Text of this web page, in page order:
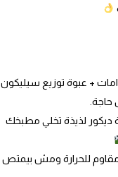
+ عبوة توزيع سيليكون
حاجة.
ديكور لذيذة تخلي مطبخك
مقاوم للحرارة ومش بيمتص